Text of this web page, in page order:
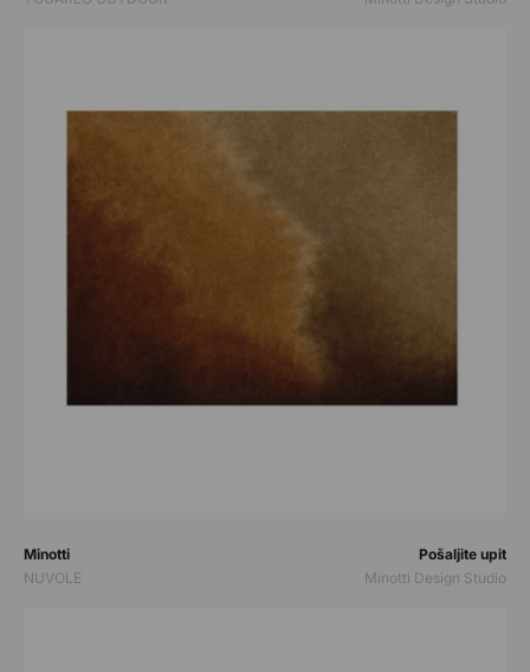
Prodavač:
Minotti
NUVOLE
Prodavač:Pošaljite upit
Minotti Design Studio